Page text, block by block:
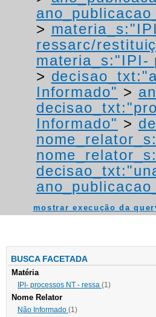
>
ressarc/
materia_s:"IPI-
>
Informado" >
Informado" >
mostrar execução da
BUSCA FACETADA
Matéria
IPI- processos NT - ressa (1)
Nome Relator
Não Informado (1)